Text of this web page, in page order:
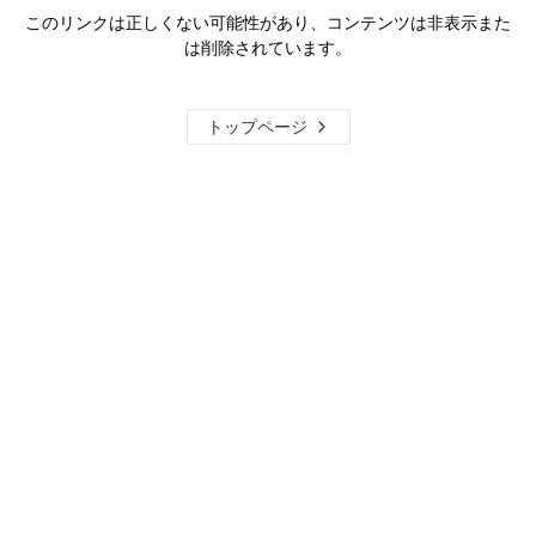
このリンクは正しくない可能性があり、コンテンツは非表示また
は削除されています。
トップページ